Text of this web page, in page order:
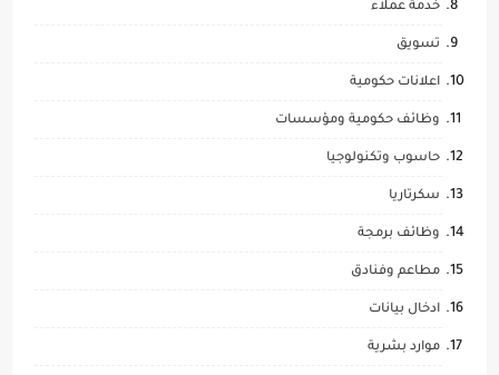
خدمة عملاء
تسويق
اعلانات حكومية
وظائف حكومية ومؤسسات
حاسوب وتكنولوجيا
سكرتاريا
وظائف برمجة
مطاعم وفنادق
ادخال بيانات
موارد بشرية